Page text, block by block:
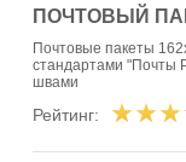
ПОЧТОВЫЙ
Почтовые пакеты
стандартами "Почты
швами
Рейтинг: